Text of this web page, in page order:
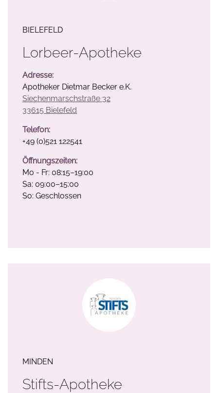
BIELEFELD
Lorbeer-Apotheke
Adresse:
Apotheker Dietmar Becker e.K.
Siechenmarschstraße 32
33615 Bielefeld
Telefon:
+49 (0)521 122541
Öffnungszeiten:
Mo - Fr: 08:15–19:00
Sa: 09:00–15:00
So: Geschlossen
MINDEN
Stifts-Apotheke